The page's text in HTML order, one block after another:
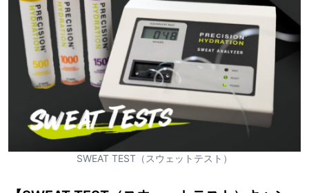
SWEAT TEST（スウェットテスト）